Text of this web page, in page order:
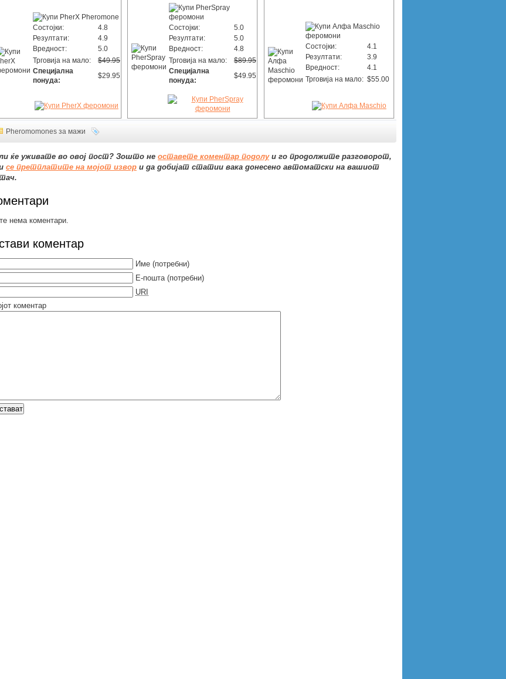
Состојки:
4.8
Резултати:
4.9
Вредност:
5.0
Трговија на мало:
$49.95
Специјална
понуда:
$29.95
Состојки:
5.0
Резултати:
5.0
Вредност:
4.8
Трговија на мало:
$89.95
Специјална
понуда:
$49.95
Состојки:
4.1
Резултати:
3.9
Вредност:
4.1
Трговија на мало: $55.00
Pheromomones за мажи
ќе уживате во овој пост? Зошто не оставете коментар подолуи го продолжите разговорот,
се претплатите на мојот извор и да добијат статии вака донесено автоматски на вашиот
нема коментари.
коментар
Име (потребни)
Е-пошта(потребни)
URI
коментар